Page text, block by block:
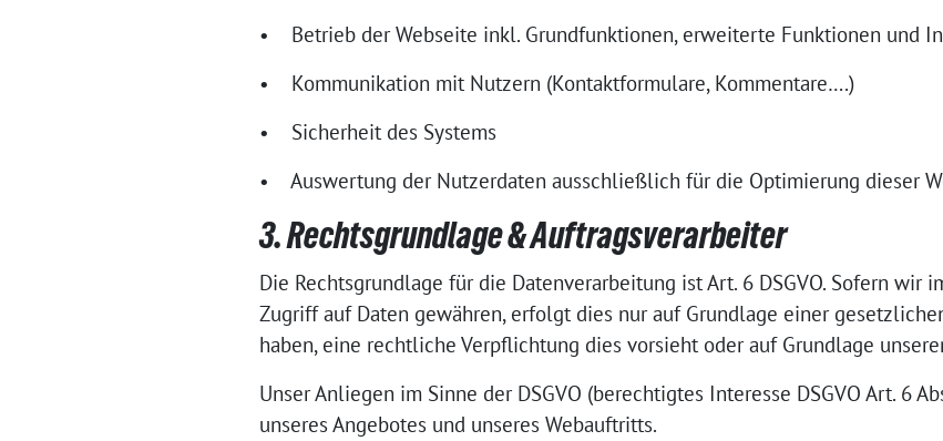
• Betrieb der Webseite inkl. Grundfunktionen, erweiterte Funktionen und
• Kommunikation mit Nutzern (Kontaktformulare, Kommentare….)
• Sicherheit des Systems
• Auswertung der Nutzerdaten ausschließlich für die Optimierung dieser
3. Rechtsgrundlage & Auftragsverarbeiter
Die Rechtsgrundlage für die Datenverarbeitung ist Art. 6 DSGVO. Sofern wir
Zugriff auf Daten gewähren, erfolgt dies nur auf Grundlage einer
haben, eine rechtliche Verpflichtung dies vorsieht oder auf Grundlage
Unser Anliegen im Sinne der DSGVO (berechtigtes Interesse DSGVO Art. 6
unseres Angebotes und unseres Webauftritts.